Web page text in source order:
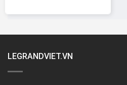
LEGRANDVIET.VN